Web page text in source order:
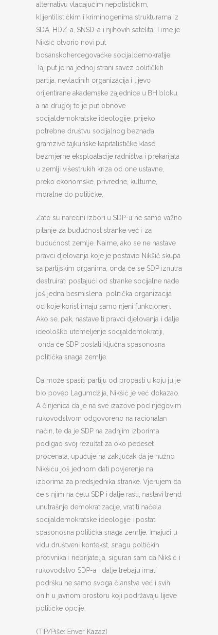
alternativu vladajućim nepotističkim,
klijentilističkim i kriminogenima strukturama iz
SDA, HDZ-a, SNSD-a i njihovih satelita. Time je
Nikšić otvorio novi put
bosanskohercegovačke socijaldemokratije.
Taj put je na jednoj strani savez političkih
partija, nevladinih organizacija i lijevo
orijentirane akademske zajednice u BH bloku,
a na drugoj to je put obnove
socijaldemokratske ideologije, prijeko
potrebne društvu socijalnog beznađa,
gramzive tajkunske kapitalističke klase,
bezmjerne eksploatacije radništva i prekarijata
u zemlji višestrukih kriza od one ustavne,
preko ekonomske, privredne, kulturne,
moralne do političke.
Zato su naredni izbori u SDP-u ne samo važno
pitanje za budućnost stranke već i za
budućnost zemlje. Naime, ako se ne nastave
pravci djelovanja koje je postavio Nikšić skupa
sa partijskim organima, onda će se SDP iznutra
destruirati postajući od stranke socijalne nade
još jedna besmislena politička organizacija
od koje korist imaju samo njeni funkcioneri.
Ako se, pak, nastave ti pravci djelovanja i dalje
ideološko utemeljenje socijaldemokratiji,
onda će SDP postati ključna spasonosna
politička snaga zemlje.
Da može spasiti partiju od propasti u koju ju je
bio poveo Lagumdžija, Nikšić je već dokazao.
A činjenica da je na sve izazove pod njegovim
rukovodstvom odgovoreno na racionalan
način, te da je SDP na zadnjim izborima
podigao svoj rezultat za oko pedeset
procenata, upućuje na zaključak da je nužno
Nikšiću još jednom dati povjerenje na
izborima za predsjednika stranke. Vjerujem da
će s njim na čelu SDP i dalje rasti, nastavi trend
unutrašnje demokratizacije, vratiti načela
socijaldemokratske ideologije i postati
spasonosna politička snaga zemlje. Imajući u
vidu društveni kontekst, snagu poltičkih
protivnika i neprijatelja, siguran sam da Nikšić i
rukovodstvo SDP-a i dalje trebaju imati
podršku ne samo svoga članstva već i svih
onih u javnom prostoru koji podržavaju lijeve
političke opcije.
(TIP/Piše: Enver Kazaz)